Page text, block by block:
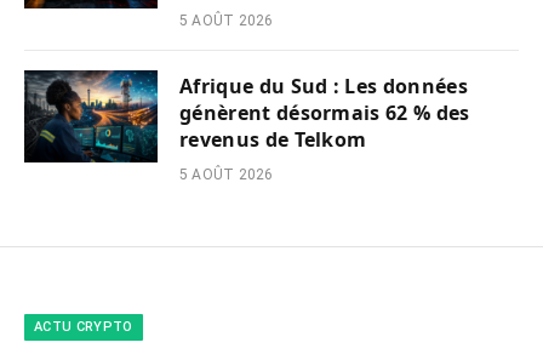
5 AOÛT 2026
Afrique du Sud : Les données
génèrent désormais 62 % des
revenus de Telkom
5 AOÛT 2026
ACTU CRYPTO